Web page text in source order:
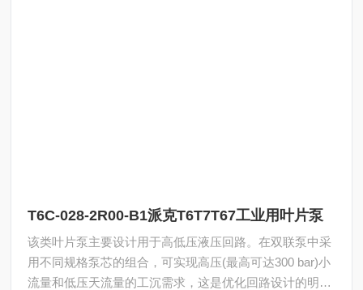
T6C-028-2R00-B1派克T6T7T67工业用叶片泵
该类叶片泵主要设计用于高低压液压回路。在双联泵中采
用不同规格泵芯的组合，可实现高压(最高可达300 bar)小
流量和低压天流量的工沉需求，这是优化回路设计的明智